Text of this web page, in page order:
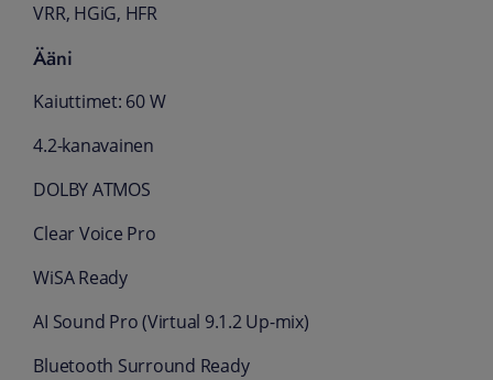
VRR, HGiG, HFR
Ääni
Kaiuttimet: 60 W
4.2-kanavainen
DOLBY ATMOS
Clear Voice Pro
WiSA Ready
AI Sound Pro (Virtual 9.1.2 Up-mix)
Bluetooth Surround Ready